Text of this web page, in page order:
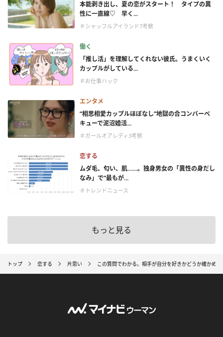
本能剥き出し、夏の恋がスタート！ タイプの異
性に一直線♡ 早く...
＃シャッフルアイランド7考察
働く
「推し活」を理解してくれない彼氏。うまくいく
カップルがしている...
＃お仕事ハック
エンタメ
“相思相愛カップルほぼなし”地獄の合コンバーベ
キューで泥沼婚活...
＃ガールオアレディ3考察
恋する
ムダ毛、匂い、肌……。独身男女の「異性の身だし
なみ」で“最もが...
＃トレンドニュース
もっと見る
トップ 恋する 片思い この質問でわかる。相手が自分を好きかどうか確かめる